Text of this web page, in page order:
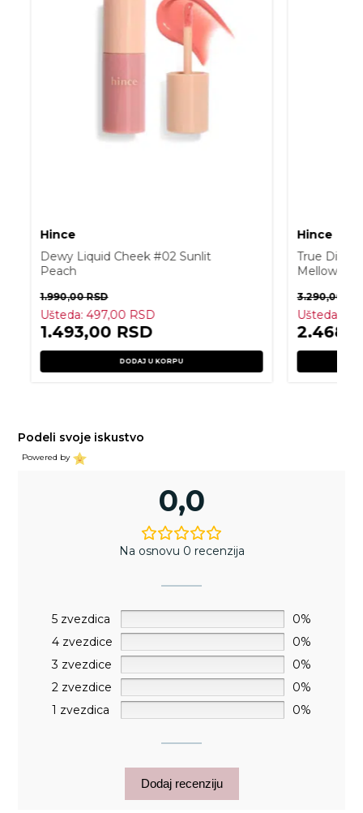
Hince
Dewy Liquid Cheek #02 Sunlit
Peach
1.990,00RSD
Ušteda:497,00 RSD
1.493,00 RSD
DODAJ U KORPU
Hince
True
Mellow
3.290,00
Ušteda:
Podeli svoje iskustvo
Powered by
0,0
Na osnovu 0 recenzija
5 zvezdica
0%
4 zvezdice
0%
3 zvezdice
0%
2 zvezdice
0%
1 zvezdica
0%
Dodaj recenziju